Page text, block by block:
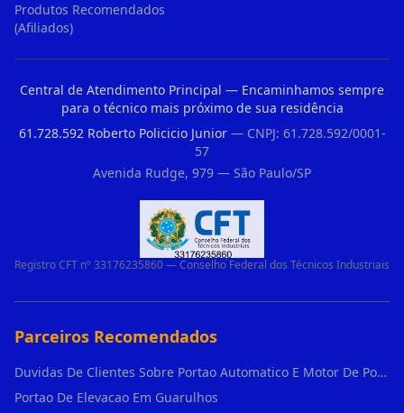
Produtos Recomendados
(Afiliados)
Central de Atendimento Principal — Encaminhamos sempre
para o técnico mais próximo de sua residência
61.728.592 Roberto Policicio Junior— CNPJ: 61.728.592/0001-
57
Avenida Rudge, 979 — São Paulo/SP
Registro CFT nº 33176235860 — Conselho Federal dos Técnicos Industriais
Parceiros Recomendados
Duvidas De Clientes Sobre Portao Automatico E Motor De Portao Motor De Portao Suspenso
Portao De Elevacao Em Guarulhos